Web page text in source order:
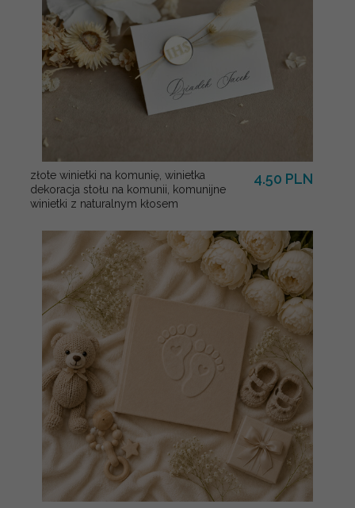
złote winietki na komunię, winietka
dekoracja stołu na komunii, komunijne
winietki z naturalnym kłosem
4.50 PLN